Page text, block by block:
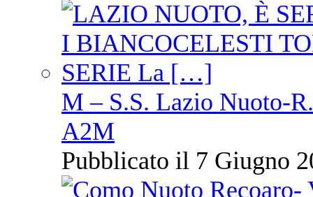
M – S.S. Lazio Nuoto-
A2M
Pubblicato il 7 Giugno